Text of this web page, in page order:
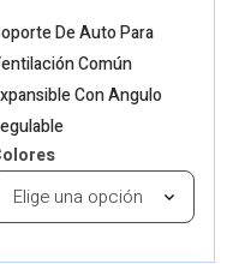
De Auto Para
Común
Con Angulo